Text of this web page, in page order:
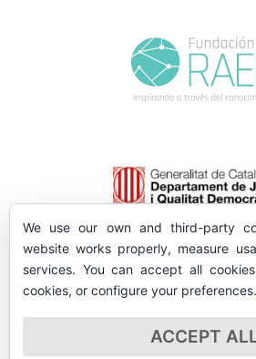
We use our own and third-party
website works properly, measure
services. You can accept all
cookies, or configure your preferences.
ACCEPT